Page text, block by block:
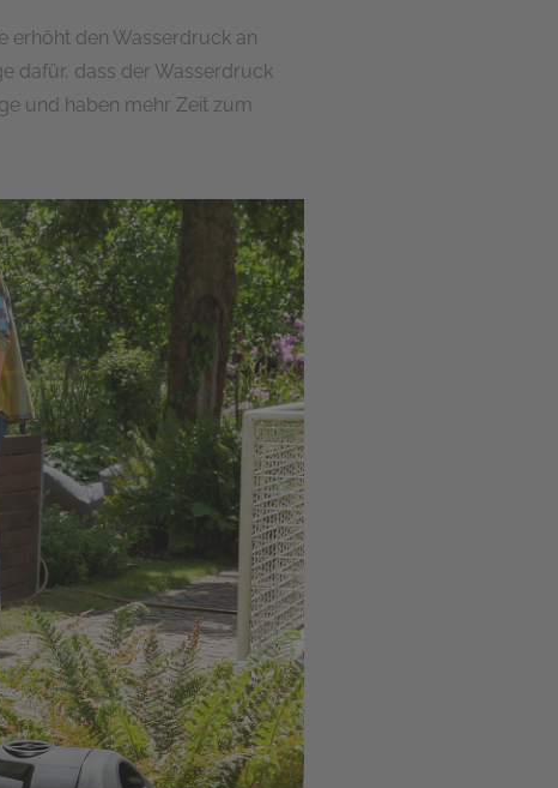
erhöht den Wasserdruck an
dafür, dass der Wasserdruck
und haben mehr Zeit zum